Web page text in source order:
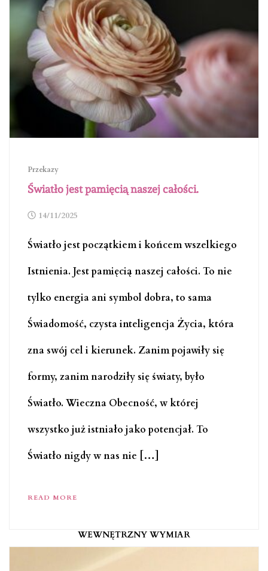
Przekazy
Światło jest pamięcią naszej całości.
14/11/2025
Światło jest początkiem i końcem wszelkiego
Istnienia. Jest pamięcią naszej całości. To nie
tylko energia ani symbol dobra, to sama
Świadomość, czysta inteligencja Życia, która
zna swój cel i kierunek. Zanim pojawiły się
formy, zanim narodziły się światy, było
Światło. Wieczna Obecność, w której
wszystko już istniało jako potencjał. To
Światło nigdy w nas nie […]
READ MORE
WEWNĘTRZNY WYMIAR